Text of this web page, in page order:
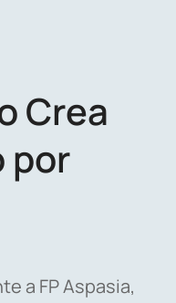
Crea
por
a FP Aspasia,